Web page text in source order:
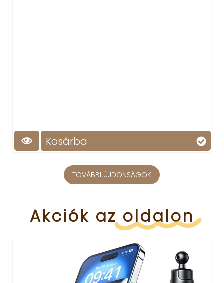
Kosárba
TOVÁBBI ÚJDONSÁGOK
Akciók az oldalon